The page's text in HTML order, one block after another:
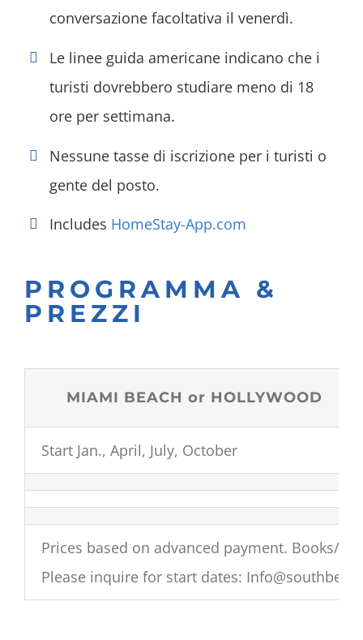
conversazione facoltativa il venerdì.
Le linee guida americane indicano che i
turisti dovrebbero studiare meno di 18
ore per settimana.
Nessune tasse di iscrizione per i turisti o
gente del posto.
Includes HomeStay-App.com
PROGRAMMA &
PREZZI
MIAMI BEACH or HOLLYWOOD
Start Jan., April, July, October
Prices based on advanced payment. Books/
Please inquire for start dates: